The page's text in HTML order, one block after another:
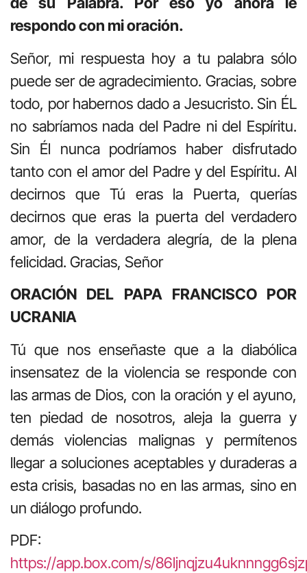
respondo con mi oración.
Señor, mi respuesta hoy a tu palabra sólo
puede ser de agradecimiento. Gracias, sobre
todo, por habernos dado a Jesucristo. Sin ÉL
no sabríamos nada del Padre ni del Espíritu.
Sin Él nunca podríamos haber disfrutado
tanto con el amor del Padre y del Espíritu. Al
decirnos que Tú eras la Puerta, querías
decirnos que eras la puerta del verdadero
amor, de la verdadera alegría, de la plena
felicidad. Gracias, Señor
ORACIÓN DEL PAPA FRANCISCO POR
UCRANIA
Tú que nos enseñaste que a la diabólica
insensatez de la violencia se responde con
las armas de Dios, con la oración y el ayuno,
ten piedad de nosotros, aleja la guerra y
demás violencias malignas y permítenos
llegar a soluciones aceptables y duraderas a
esta crisis, basadas no en las armas, sino en
un diálogo profundo.
PDF:
https://app.box.com/s/